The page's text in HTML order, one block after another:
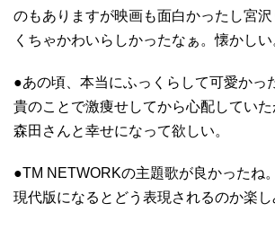
のもありますが映画も面白かったし宮
くちゃかわいらしかったなぁ。懐かしい
●あの頃、本当にふっくらして可愛かっ
貴のことで激痩せしてから心配していた
森田さんと幸せになって欲しい。
●TM NETWORKの主題歌が良かったね。
現代版になるとどう表現されるのか楽し